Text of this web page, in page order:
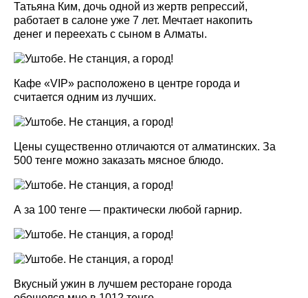
Татьяна Ким, дочь одной из жертв репрессий,
работает в салоне уже 7 лет. Мечтает накопить
денег и переехать с сыном в Алматы.
Кафе «VIP» расположено в центре города и
считается одним из лучших.
Цены существенно отличаются от алматинских. За
500 тенге можно заказать мясное блюдо.
А за 100 тенге — практически любой гарнир.
Вкусный ужин в лучшем ресторане города